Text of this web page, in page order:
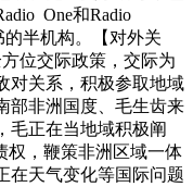
One和Radio
半机构。【对外关
位交际政策，交际为
对关系，积极参取地域
部非洲国度、毛生齿来
毛正在当地域积极阐
权，鞭策非洲区域一体
在天气变化等国际问题